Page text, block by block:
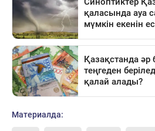
Материалда: